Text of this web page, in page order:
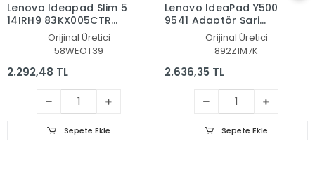
Lenovo Ideapad Slim 5
14IRH9 83KX005CTR
Adaptör Şarj Aleti-
Orijinal Üretici
58WEOT39
2.292,48 TL
Sepete Ekle
Lenovo IdeaPad Y500
9541 Adaptör Şarj
Aleti-CihazıOrijinal Üretici
892Z1M7K
2.636,35 TL
Sepete Ekle